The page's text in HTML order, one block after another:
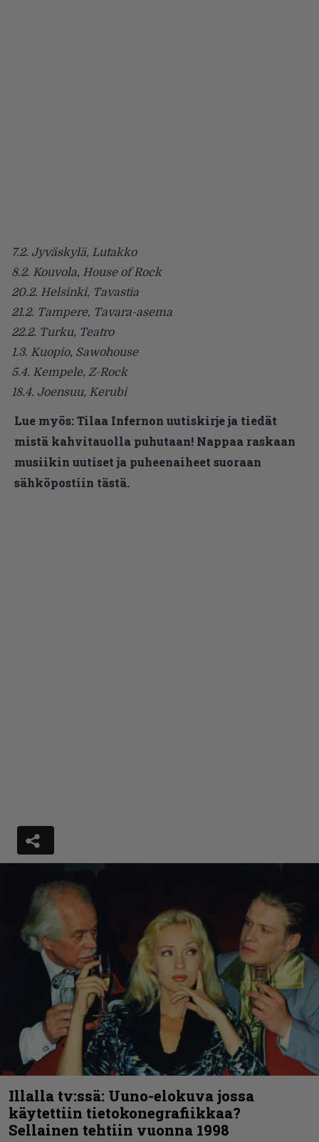
7.2. Jyväskylä, Lutakko
8.2. Kouvola, House of Rock
20.2. Helsinki, Tavastia
21.2. Tampere, Tavara-asema
22.2. Turku, Teatro
1.3. Kuopio, Sawohouse
5.4. Kempele, Z-Rock
18.4. Joensuu, Kerubi
Lue myös:Tilaa Infernon uutiskirje ja tiedät
mistä kahvitauolla puhutaan! Nappaa raskaan
musiikin uutiset ja puheenaiheet suoraan
sähköpostiin tästä.
Illalla tv:ssä: Uuno-elokuva jossa
käytettiin tietokonegrafiikkaa?
Sellainen tehtiin vuonna 1998